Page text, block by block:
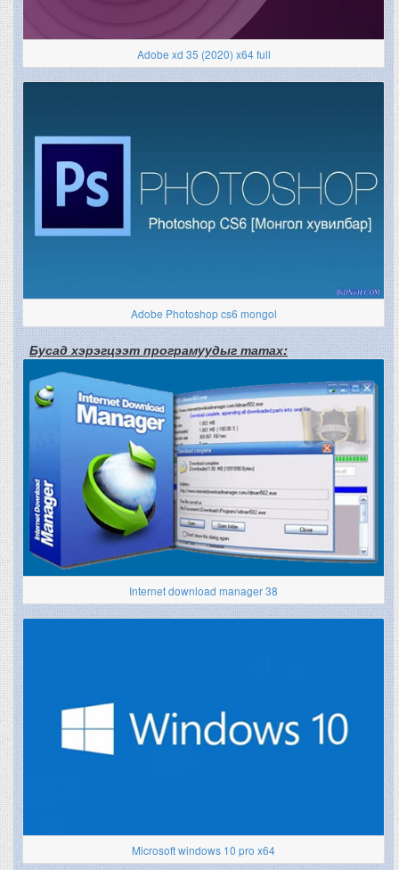
Adobe xd 35 (2020) x64 full
Adobe Photoshop cs6 mongol
Бусад хэрэгцээт програмуудыг татах:
Internet download manager 38
Microsoft windows 10 pro x64